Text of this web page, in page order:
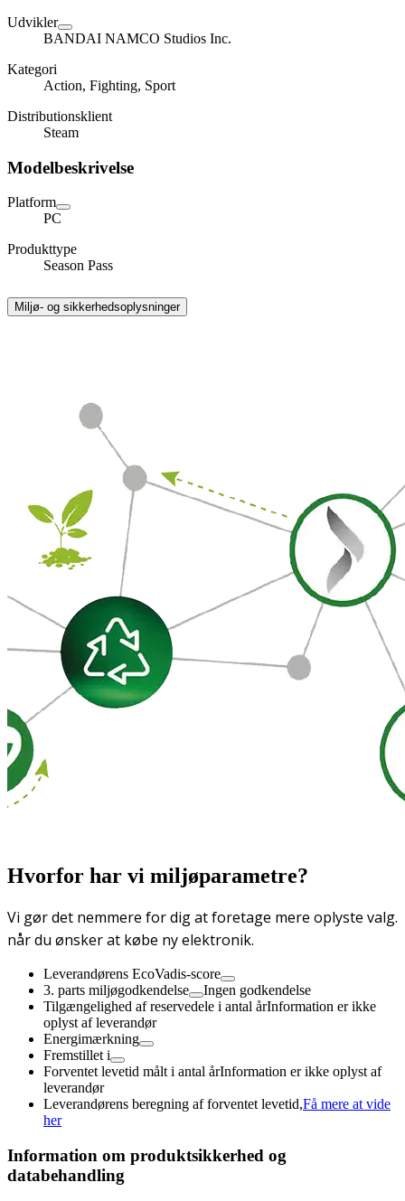
Udvikler
BANDAI NAMCO Studios Inc.
Kategori
Action, Fighting, Sport
Distributionsklient
Steam
Modelbeskrivelse
Platform
PC
Produkttype
Season Pass
Miljø- og sikkerhedsoplysninger
Hvorfor har vi miljøparametre?
Vi gør det nemmere for dig at foretage mere oplyste valg.
når du ønsker at købe ny elektronik.
Leverandørens EcoVadis-score
3. parts miljøgodkendelse
Ingen godkendelse
Tilgængelighed af reservedele i antal årInformation er ikke
oplyst af leverandør
Energimærkning
Fremstillet i
Forventet levetid målt i antal årInformation er ikke oplyst af
leverandør
Leverandørens beregning af forventet levetid,Få mere at vide
her
Information om produktsikkerhed og
databehandling